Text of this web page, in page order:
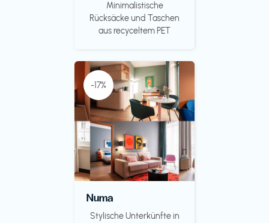
Minimalistische
Rücksäcke und Taschen
aus recyceltem PET
-17%
Numa
Stylische Unterkünfte in